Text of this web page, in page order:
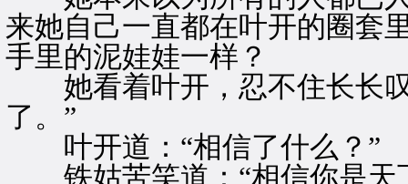
来她自己一直都在叶开的圈套
手里的泥娃娃一样？
她看着叶开，忍不住长长叹
了。”
叶开道：“相信了什么？”
铁姑苦笑道：“相信你是天